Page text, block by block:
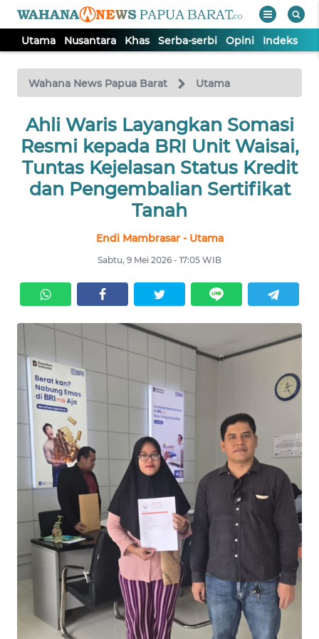
Utama Nusantara Khas Serba-serbi Opini Indeks
Wahana News Papua Barat Utama
Ahli Waris Layangkan Somasi
Resmi kepada BRI Unit Waisai,
Tuntas Kejelasan Status Kredit
dan Pengembalian Sertifikat
Tanah
Endi Mambrasar - Utama
Sabtu, 9 Mei 2026 - 17:05 WIB
TV
Tutup
UTAMA
NUSANTARA
OPINI
Informasi
INDEKS
BERITA
KONTAK
INFO
IKLAN
TENTANG
KAMI
PEDOMAN